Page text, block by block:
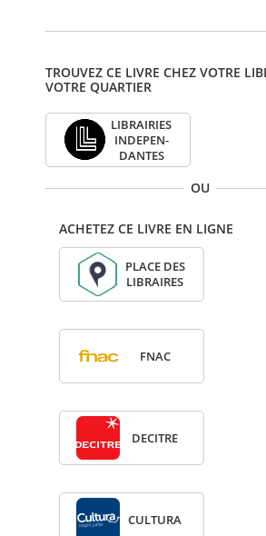
TROUVEZ CE LIVRE CHEZ VOTRE
VOTRE QUARTIER
LIBRAI­RIES
INDE­PEN­
DANTES
OU
ACHETEZ CE LIVRE EN LIGNE
PLACE DES
LIBRAIRES
FNAC
DECITRE
CULTURA